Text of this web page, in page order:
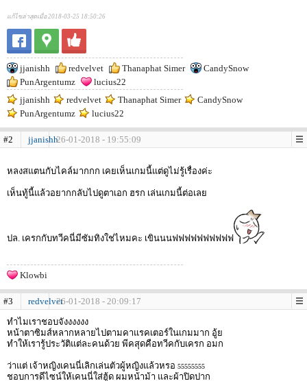
แก้ไขล่าสุดเมื่อ 2018-03-25 18:50:26
jjanishh redvelvet Thanaphat Simer
CandySnow
PunArgentumz
lucius22
jjanishh
redvelvet Thanaphat Simer
CandySnow
PunArgentumz
lucius22
#2 jjanishh26-01-2018 - 19:55:09
หลงสแตนกับไคล์มากกก เคยเห็นเกมนี้แต่ดูไม่รู้เรื่องค่ะ
เห็นทู้นี้แล้วอยากกลับไปดูตาเอก ฮรก เล่นเกมนี้ต่อเลย
ปล. เครกกับทวีคนี่มีซัมทิงใช่ไหมคะ เขินนนฟฟฟฟฟฟฟฟฟฟ
Klowbi
#3 redvelvet26-01-2018 - 20:09:17
ทำไมเราชอบจังงงงงง
หน้าตาซิมส์หลากหลายไปตามคาแรคเตอร์ในเกมมาก อู้ย
ทำให้เรารู้ประวัติแต่ละคนด้วย พีคสุดคือทวีคกับเครก อมก
ว่าแต่ เจ้าหญิงเคนนี่เลิกเล่นตัวผู้หญิงแล้วหรอ 55555555
ชอบการดีไซน์ให้เคนนี่ใส่ฮู้ด ผมหน้าม้า และผ้าปิดปาก